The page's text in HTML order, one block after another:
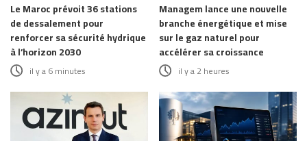
Le Maroc prévoit 36 stations
de dessalement pour
renforcer sa sécurité hydrique
à l’horizon 2030
il y a 6 minutes
Managem lance une nouvelle
branche énergétique et mise
sur le gaz naturel pour
accélérer sa croissance
il y a 2 heures